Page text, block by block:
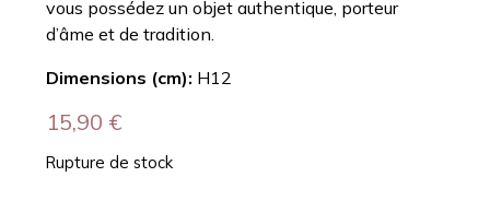
vous possédez un objet authentique, porteur
d’âme et de tradition.
Dimensions (cm): H12
15,90 €
Rupture de stock